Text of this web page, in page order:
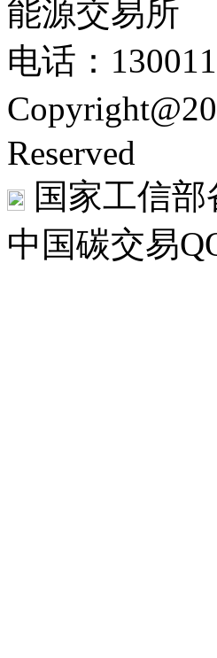
能源交易所
电话：
Reserved
国家工信
中国碳交易